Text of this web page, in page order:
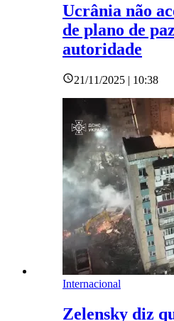
Ucrânia não
de plano de
autoridade
21/11/2025 | 10:38
Internacional
Zelensky diz